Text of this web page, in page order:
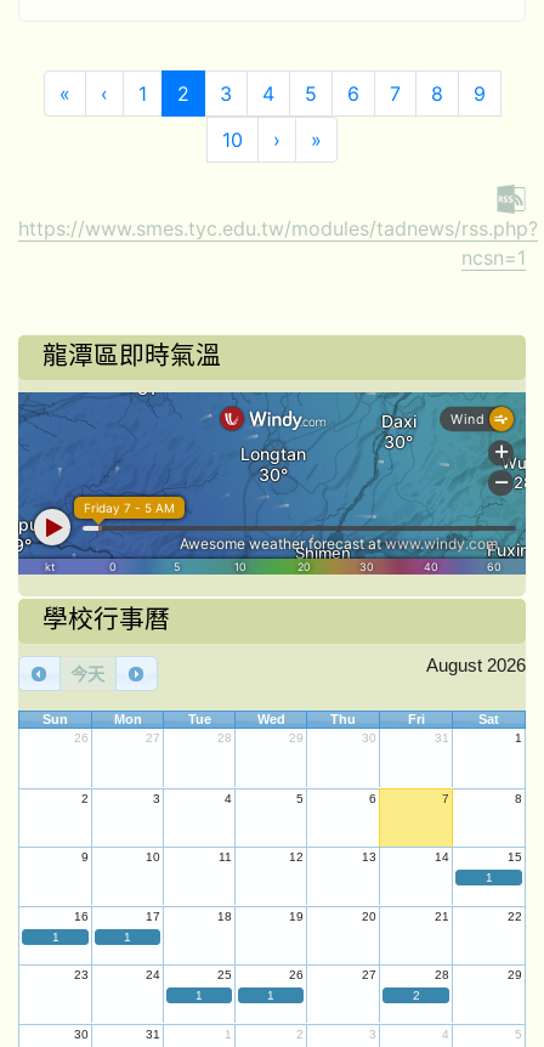
«第一頁
‹上一頁
1 2(目前頁次)
3 4 5 6 7 8
9
10
›下一頁
»最後頁
https://www.smes.tyc.edu.tw/modules/tadnews/rss.php?
ncsn=1
龍潭區即時氣溫
學校行事曆
今天 August 2026
Sun Mon Tue Wed Thu Fri Sat
26 27 28 29 30 31 1
2 3 4 5 6 7 8
9 10 11 12 13 14
15
1
16 17 18 19 20 21
22
1
1
23 24 25 26 27 28
29
1
1 2
30 31 1 2 3 4
5